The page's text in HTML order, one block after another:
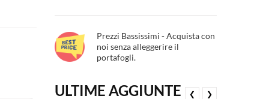
Prezzi Bassissimi - Acquista con
noi senza alleggerire il
portafogli.
ULTIME AGGIUNTE ❮ ❯